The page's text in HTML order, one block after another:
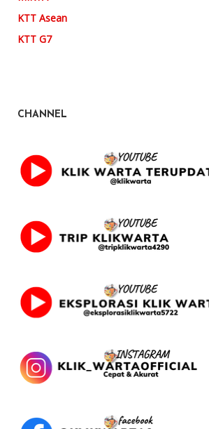
KTT Asean
KTT G7
CHANNEL